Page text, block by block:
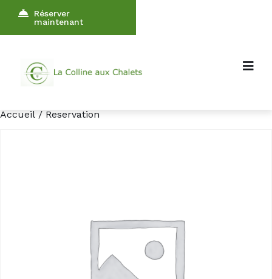
Réserver
maintenant
Accueil / Reservation